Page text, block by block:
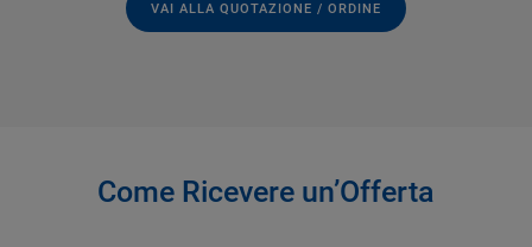
VAI ALLA QUOTAZIONE / ORDINE
Come Ricevere un’Offerta